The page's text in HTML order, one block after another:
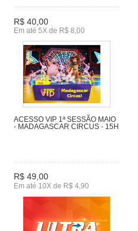
R$ 40,00
Em até 5X de R$ 8,00
ACESSO VIP 1ª SESSÃO MAIO
- MADAGASCAR CIRCUS - 15H
R$ 49,00
Em até 10X de R$ 4,90